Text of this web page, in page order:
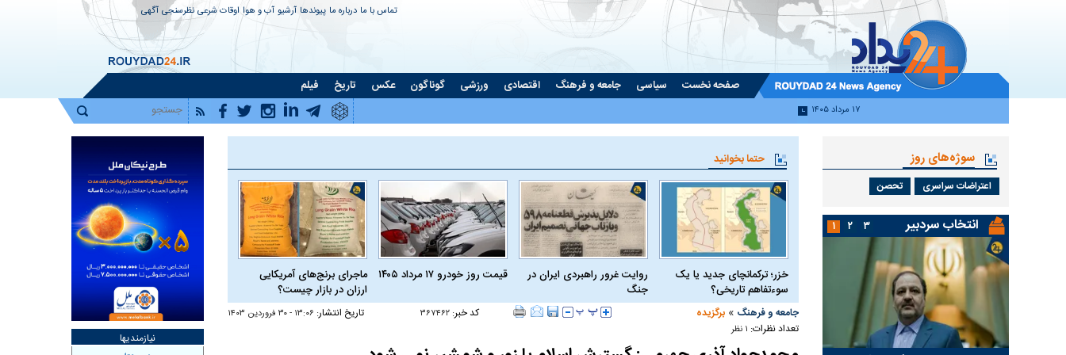
تماس با ما درباره ما پیوندها آرشیو آب و هوا اوقات شرعی نظرسنجی آگهی
صفحه نخست سیاسی جامعه و فرهنگ اقتصادی ورزشی گوناگون عکس تاریخ فیلم
۱۷ مرداد ۱۴۰۵
حتما بخوانید
خزر؛ ترکمانچای جدید یا یک
سوءتفاهم تاریخی؟
روایت غرور راهبردی ایران در
جنگ
قیمت روز خودرو ۱۷ مرداد ۱۴۰۵
ماجرای برنج‌های آمریکایی
ارزان در بازار چیست؟
جامعه و فرهنگ » برگزیده کد خبر: ۳۶۷۴۶۲ تاریخ انتشار: ۱۳:۰۶ - ۳۰ فروردين ۱۴۰۳
تعداد نظرات: ۱ نظر
سوژه‌های روز
اعتراضات سراسری تحصن
انتخاب سردبیر ۱ ۲ ۳
نیازمندیها